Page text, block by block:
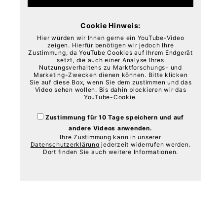
Cookie Hinweis:
Hier würden wir Ihnen gerne ein YouTube-Video
zeigen. Hierfür benötigen wir jedoch Ihre
Zustimmung, da YouTube Cookies auf Ihrem Endgerät
setzt, die auch einer Analyse Ihres
Nutzungsverhaltens zu Marktforschungs- und
Marketing-Zwecken dienen können. Bitte klicken
Sie auf diese Box, wenn Sie dem zustimmen und das
Video sehen wollen. Bis dahin blockieren wir das
YouTube-Cookie.
Zustimmung für 10 Tage speichern und auf
andere Videos anwenden.
Ihre Zustimmung kann in unserer
Datenschutzerklärung jederzeit widerrufen werden.
Dort finden Sie auch weitere Informationen.